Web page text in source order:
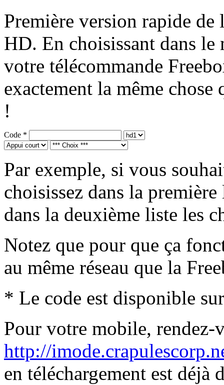
Première version rapide de
HD. En choisissant dans
votre télécommande
exactement la même
!
Code *
Par exemple, si vous
choisissez dans la
dans la deuxième liste les
Notez que pour que ça
au même réseau que la
* Le code est disponible
Pour votre mobile, rendez-
http://
en téléchargement est